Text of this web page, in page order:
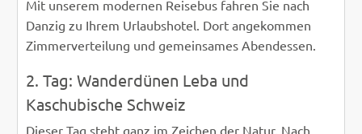
Mit unserem modernen Reisebus fahren Sie nach
Danzig zu Ihrem Urlaubshotel. Dort angekommen
Zimmerverteilung und gemeinsames Abendessen.
2. Tag: Wanderdünen Leba und
Kaschubische Schweiz
Dieser Tag steht ganz im Zeichen der Natur. Nach